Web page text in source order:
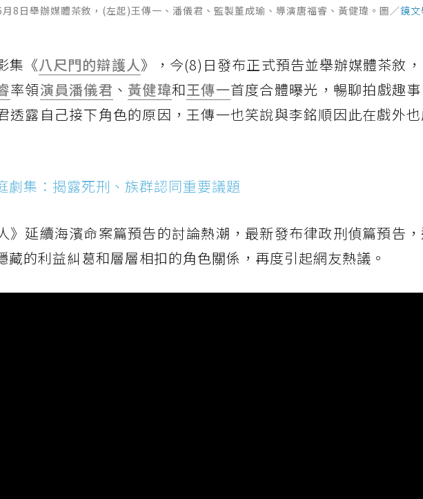
月8日舉辦媒體茶敘，(左起)王傳一、潘儀君、監製董成瑜、導演唐福睿、黃健瑋。圖／鏡
集《八尺門的辯護人》，今(8)日發布正式預告並舉辦媒體茶敘
率領演員潘儀君 、 黃健瑋和王傳一首度合體曝光，暢聊拍戲趣
透露自己接下角色的原因，王傳一也笑說與李銘順因此在戲外
劇集：揭露死刑、族群認同重要議題
》延續海濱命案篇預告的討論熱潮，最新發布律政刑偵篇預告
藏的利益糾葛和層層相扣的角色關係，再度引起網友熱議。